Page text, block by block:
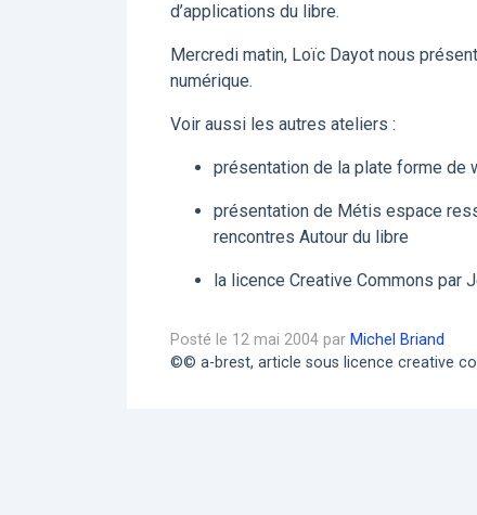
d’applications du libre.
Mercredi matin, Loïc Dayot nous
numérique.
Voir aussi les autres ateliers :
présentation de la plate forme de
présentation de Métis espace
rencontres Autour du libre
la licence Creative Commons par
Posté le 12 mai 2004 par Michel Briand
©© a-brest, article sous licence creative